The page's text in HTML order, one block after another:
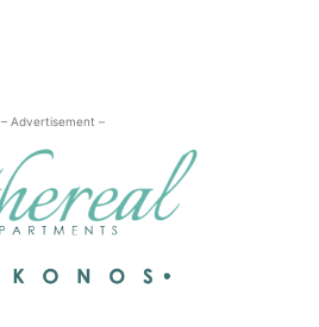
– Advertisement –